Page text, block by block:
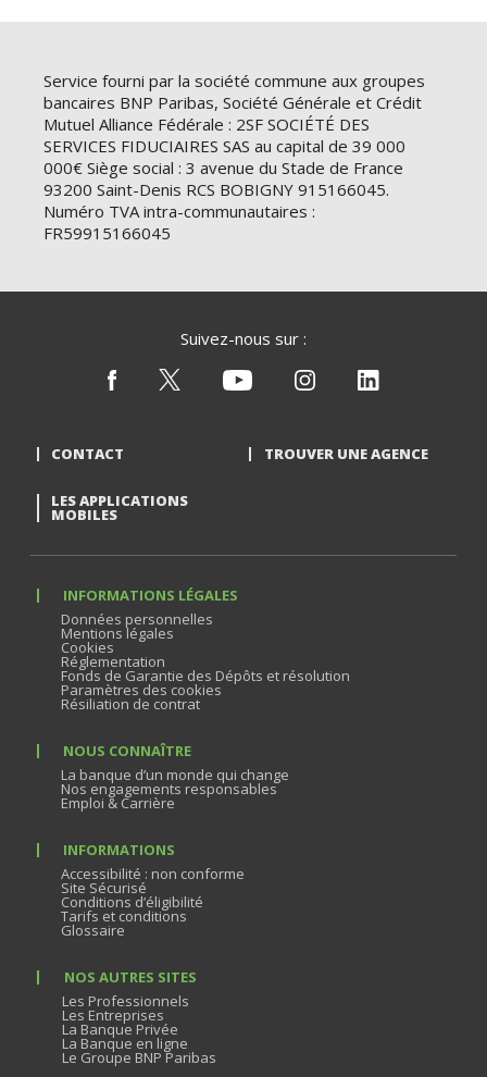
Service fourni par la société commune aux groupes
bancaires BNP Paribas, Société Générale et Crédit
Mutuel Alliance Fédérale : 2SF SOCIÉTÉ DES
SERVICES FIDUCIAIRES SAS au capital de 39 000
000€ Siège social : 3 avenue du Stade de France
93200 Saint-Denis RCS BOBIGNY 915166045.
Numéro TVA intra-communautaires :
FR59915166045
Suivez-nous sur :
CONTACT TROUVER UNE AGENCE
LES APPLICATIONS
MOBILES
INFORMATIONS LÉGALES
Données personnelles
Mentions légales
Cookies
Réglementation
Fonds de Garantie des Dépôts et résolution
Paramètres des cookies
Résiliation de contrat
NOUS CONNAÎTRE
La banque d’un monde qui change
Nos engagements responsables
Emploi & Carrière
INFORMATIONS
Accessibilité : non conforme
Site Sécurisé
Conditions d’éligibilité
Tarifs et conditions
Glossaire
NOS AUTRES SITES
Les Professionnels
Les Entreprises
La Banque Privée
La Banque en ligne
Le Groupe BNP Paribas